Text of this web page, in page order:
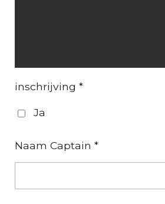
inschrijving *
Ja
Naam Captain *